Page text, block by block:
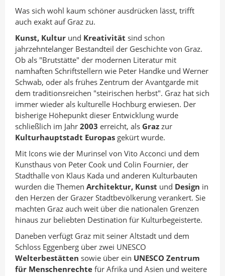
Was sich wohl kaum schöner ausdrücken lässt, trifft
auch exakt auf Graz zu.
Kunst, Kultur und Kreativität sind schon
jahrzehntelanger Bestandteil der Geschichte von Graz.
Ob als "Brutstätte" der modernen Literatur mit
namhaften Schriftstellern wie Peter Handke und Werner
Schwab, oder als frühes Zentrum der Avantgarde mit
dem traditionsreichen "steirischen herbst". Graz hat sich
immer wieder als kulturelle Hochburg erwiesen. Der
bisherige Höhepunkt dieser Entwicklung wurde
schließlich im Jahr 2003 erreicht, als Graz zur
Kulturhauptstadt Europas gekürt wurde.
Mit Icons wie der Murinsel von Vito Acconci und dem
Kunsthaus von Peter Cook und Colin Fournier, der
Stadthalle von Klaus Kada und anderen Kulturbauten
wurden die Themen Architektur, Kunst und Design in
den Herzen der Grazer Stadtbevölkerung verankert. Sie
machten Graz auch weit über die nationalen Grenzen
hinaus zur beliebten Destination für Kulturbegeisterte.
Daneben verfügt Graz mit seiner Altstadt und dem
Schloss Eggenberg über zwei UNESCO
Welterbestätten sowie über ein UNESCO Zentrum
für Menschenrechte für Afrika und Asien und weitere